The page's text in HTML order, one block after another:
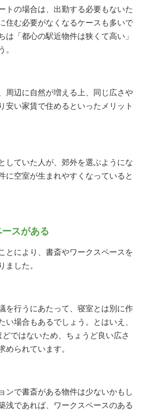
トの場合は、出勤する必要もないた
住む必要がなくなるケースも多いで
は「都心の駅近物件は狭くて高い」
周辺に自然が増える上、同じ広さや
安い家賃で住めるといったメリット
していた人が、郊外を選ぶようにな
に空室が生まれやすくなっていると
スがある
とにより、書斎やワークスペースを
した。
を行うにあたって、寝室とは別に作
い場合もあるでしょう。とはいえ、
ではないため、ちょうど良い広さ
られています。
ンで書斎がある物件は少ないかもし
浅であれば、ワークスペースのある